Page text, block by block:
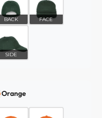
BACK FACE
SIDE
Orange